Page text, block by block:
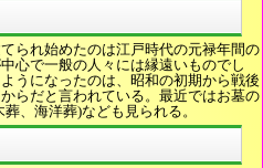
られ始めたのは江戸時代の元禄年間の
心で一般の人々には縁遠いものでし
うになったのは、昭和の初期から戦後
らだと言われている。最近ではお墓の
、海洋葬)なども見られる。